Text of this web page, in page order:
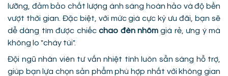
lưỡng, đảm bảo chất lượng ánh sáng hoàn hảo và độ bền
vượt thời gian. Đặc biệt, với mức giá cực kỳ ưu đãi, bạn sẽ
dễ dàng tìm được chiếcchao đèn nhômgiá rẻ, ưng ý mà
không lo "cháy túi".
Đội ngũ nhân viên tư vấn nhiệt tình luôn sẵn sàng hỗ trợ,
giúp bạn lựa chọn sản phẩm phù hợp nhất với không gian